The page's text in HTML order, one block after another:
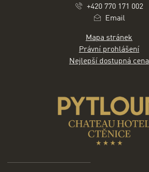
+420 770 171 002
Email
Mapa stránek
Právní prohlášení
Nejlepší dostupná cena